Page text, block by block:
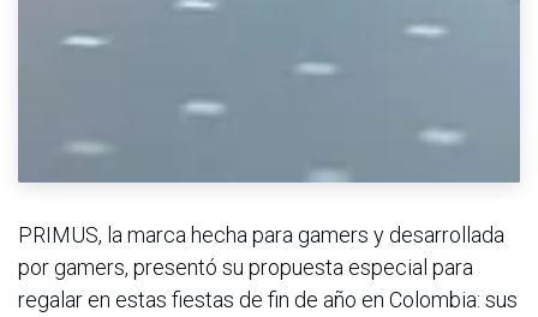
PRIMUS, la marca hecha para gamers y desarrollada
por gamers, presentó su propuesta especial para
regalar en estas fiestas de fin de año en Colombia: sus